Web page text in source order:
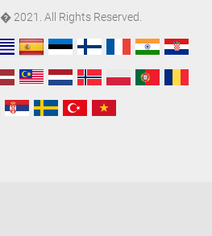
� 2021. All Rights Reserved.